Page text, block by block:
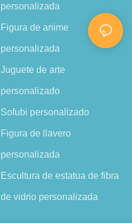
personalizada
Figura de anime
personalizada
Juguete de arte
personalizado
Sofubi personalizado
Figura de llavero
personalizada
Escultura de estatua de fibra
de vidrio personalizada